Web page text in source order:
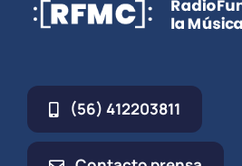
(56) 412203811